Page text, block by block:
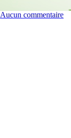
Aucun commentaire